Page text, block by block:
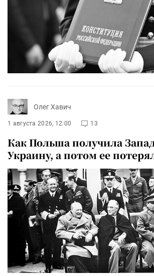
Олег Хавич
1 августа 2026, 12:00 13
Как Польша получила
Украину, а потом ее